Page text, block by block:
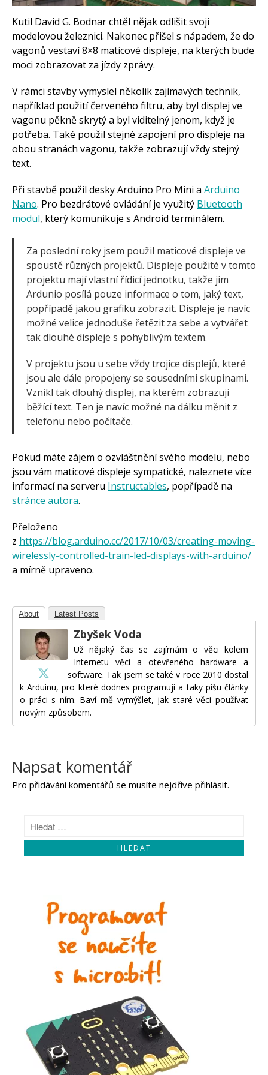
Makeblock
Micro:bit
Videa
Koupit
Kutil David G. Bodnar chtěl nějak odlišit svoji
modelovou železnici. Nakonec přišel s nápadem, že do
vagonů vestaví 8×8 maticové displeje, na kterých bude
moci zobrazovat za jízdy zprávy.
V rámci stavby vymyslel několik zajímavých technik,
například použití červeného filtru, aby byl displej ve
vagonu pěkně skrytý a byl viditelný jenom, když je
potřeba. Také použil stejné zapojení pro displeje na
obou stranách vagonu, takže zobrazují vždy stejný
text.
Při stavbě použil desky Arduino Pro Mini a Arduino
Nano. Pro bezdrátové ovládání je využitý Bluetooth
modul, který komunikuje s Android terminálem.
Za poslední roky jsem použil maticové displeje ve
spoustě různých projektů. Displeje použité v tomto
projektu mají vlastní řídicí jednotku, takže jim
Ardunio posílá pouze informace o tom, jaký text,
popřípadě jakou grafiku zobrazit. Displeje je navíc
možné velice jednoduše řetězit za sebe a vytvářet
tak dlouhé displeje s pohyblivým textem.
V projektu jsou u sebe vždy trojice displejů, které
jsou ale dále propojeny se sousedními skupinami.
Vznikl tak dlouhý displej, na kterém zobrazuji
běžící text. Ten je navíc možné na dálku měnit z
telefonu nebo počítače.
Pokud máte zájem o ozvláštnění svého modelu, nebo
jsou vám maticové displeje sympatické, naleznete více
informací na serveru Instructables, popřípadě na
stránce autora.
Přeloženo
z https://blog.arduino.cc/2017/10/03/creating-moving-
wirelessly-controlled-train-led-displays-with-arduino/
a mírně upraveno.
About Latest Posts
Zbyšek Voda
Už nějaký čas se zajímám o věci kolem
Internetu věcí a otevřeného hardware a
software. Tak jsem se také v roce 2010 dostal
k Arduinu, pro které dodnes programuji a taky píšu články
o práci s ním. Baví mě vymýšlet, jak staré věci používat
novým způsobem.
Napsat komentář
Pro přidávání komentářů se musíte nejdříve přihlásit.